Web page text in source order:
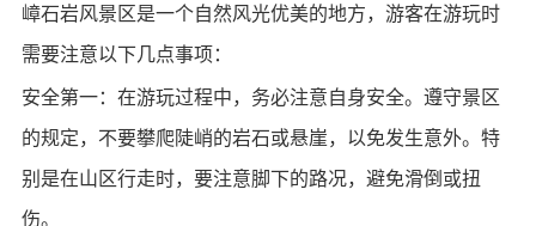
嶂石岩风景区是一个自然风光优美的地方，游客在游玩时
需要注意以下几点事项：
安全第一：在游玩过程中，务必注意自身安全。遵守景区
的规定，不要攀爬陡峭的岩石或悬崖，以免发生意外。特
别是在山区行走时，要注意脚下的路况，避免滑倒或扭
伤。